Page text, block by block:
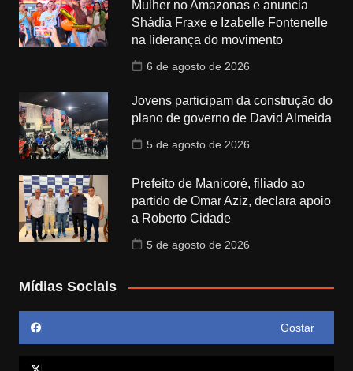
Mulher no Amazonas e anuncia
Shádia Fraxe e Izabelle Fontenelle
na liderança do movimento
6 de agosto de 2026
Jovens participam da construção do
plano de governo de David Almeida
5 de agosto de 2026
Prefeito de Manicoré, filiado ao
partido de Omar Aziz, declara apoio
a Roberto Cidade
5 de agosto de 2026
Mídias Sociais
Gostar